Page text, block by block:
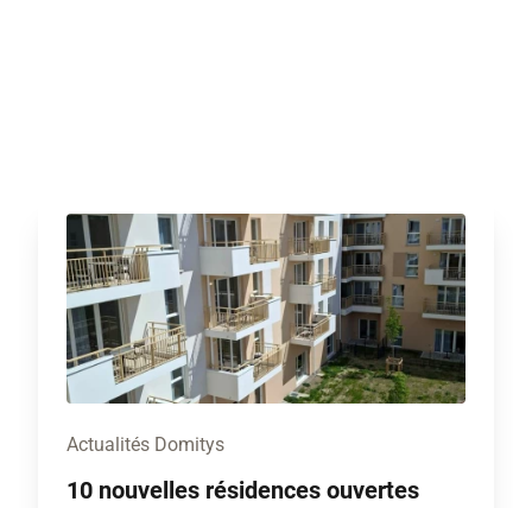
Actualités Domitys
10 nouvelles résidences ouvertes